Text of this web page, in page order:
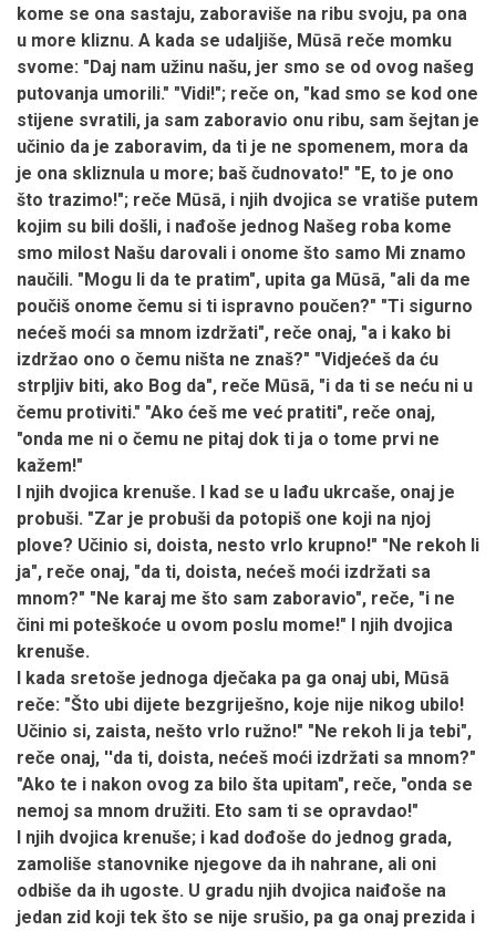
kome se ona sastaju, zaboraviše na ribu svoju, pa ona
u more kliznu. A kada se udaljiše, Mūsā reče momku
svome: "Daj nam užinu našu, jer smo se od ovog našeg
putovanja umorili." "Vidi!"; reče on, "kad smo se kod one
stijene svratili, ja sam zaboravio onu ribu, sam šejtan je
učinio da je zaboravim, da ti je ne spomenem, mora da
je ona skliznula u more; baš čudnovato!" "E, to je ono
što trazimo!"; reče Mūsā, i njih dvojica se vratiše putem
kojim su bili došli, i nađoše jednog Našeg roba kome
smo milost Našu darovali i onome što samo Mi znamo
naučili. "Mogu li da te pratim", upita ga Mūsā, "ali da me
poučiš onome čemu si ti ispravno poučen?" "Ti sigurno
nećeš moći sa mnom izdržati", reče onaj, "a i kako bi
izdržao ono o čemu ništa ne znaš?" "Vidjećeš da ću
strpljiv biti, ako Bog da", reče Mūsā, "i da ti se neću ni u
čemu protiviti." "Ako ćeš me već pratiti", reče onaj,
"onda me ni o čemu ne pitaj dok ti ja o tome prvi ne
kažem!"
I njih dvojica krenuše. I kad se u lađu ukrcaše, onaj je
probuši. "Zar je probuši da potopiš one koji na njoj
plove? Učinio si, doista, nesto vrlo krupno!" "Ne rekoh li
ja", reče onaj, "da ti, doista, nećeš moći izdržati sa
mnom?" "Ne karaj me što sam zaboravio", reče, "i ne
čini mi poteškoće u ovom poslu mome!" I njih dvojica
krenuše.
I kada sretoše jednoga dječaka pa ga onaj ubi, Mūsā
reče: "Što ubi dijete bezgriješno, koje nije nikog ubilo!
Učinio si, zaista, nešto vrlo ružno!" "Ne rekoh li ja tebi",
reče onaj, ''da ti, doista, nećeš moći izdržati sa mnom?"
"Ako te i nakon ovog za bilo šta upitam", reče, "onda se
nemoj sa mnom družiti. Eto sam ti se opravdao!"
I njih dvojica krenuše; i kad dođoše do jednog grada,
zamoliše stanovnike njegove da ih nahrane, ali oni
odbiše da ih ugoste. U gradu njih dvojica naiđoše na
jedan zid koji tek što se nije srušio, pa ga onaj prezida i